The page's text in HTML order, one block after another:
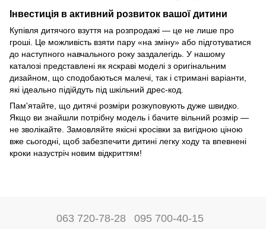
Інвестиція в активний розвиток вашої дитини
Купівля дитячого взуття на розпродажі — це не лише про
гроші. Це можливість взяти пару «на зміну» або підготуватися
до наступного навчального року заздалегідь. У нашому
каталозі представлені як яскраві моделі з оригінальним
дизайном, що сподобаються малечі, так і стримані варіанти,
які ідеально підійдуть під шкільний дрес-код.
Пам'ятайте, що дитячі розміри розкуповують дуже швидко.
Якщо ви знайшли потрібну модель і бачите вільний розмір —
не зволікайте. Замовляйте якісні кросівки за вигідною ціною
вже сьогодні, щоб забезпечити дитині легку ходу та впевнені
кроки назустріч новим відкриттям!
063 720-78-28 095 700-40-15